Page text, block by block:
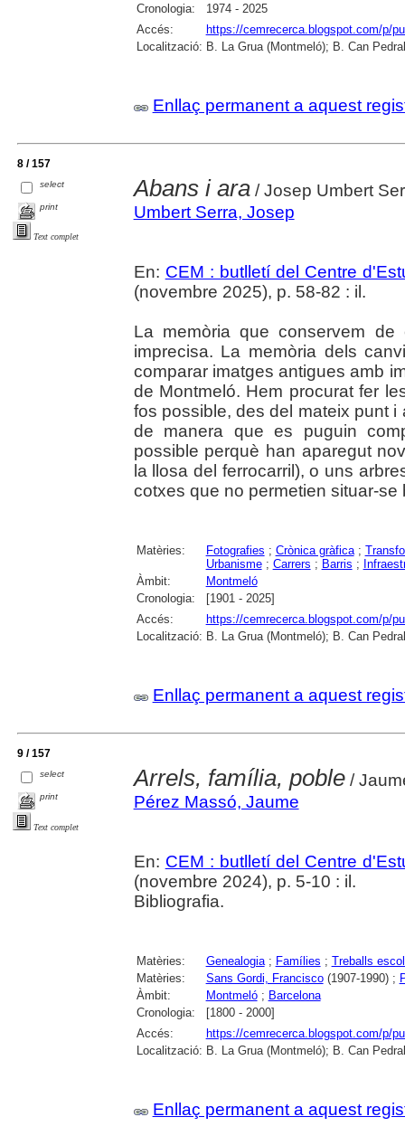
Cronologia:
1974 - 2025
Accés:
https://cemrecerca.blogspot.com/p/
Localització: B. La Grua (Montmeló); B. Can
Enllaç permanent a aquest
8 / 157
select
print
Text complet
Abans i ara/ Josep Umbert
Umbert Serra, Josep
En: CEM : butlletí del Centre
(novembre 2025), p. 58-82 : il.
La memòria que conservem
imprecisa. La memòria dels
comparar imatges antigues amb
de Montmeló. Hem procurat fer
fos possible, des del mateix punt
de manera que es puguin
possible perquè han aparegut
la llosa del ferrocarril), o uns
cotxes que no permetien situar-se
Matèries: Fotografies ; Crònica gràfica;
Urbanisme; Carrers ; Barris ;
Àmbit:
Montmeló
Cronologia:
[1901 - 2025]
Accés:
https://cemrecerca.blogspot.com/p/
Localització: B. La Grua (Montmeló); B. Can
Enllaç permanent a aquest
9 / 157
select
print
Text complet
Arrels, família, poble/
Pérez Massó, Jaume
En: CEM : butlletí del Centre
(novembre 2024), p. 5-10 : il.
Bibliografia.
Matèries: Genealogia; Famílies ; Treballs
Matèries:
Sans Gordi, Francisco(1907-1990) ;
Àmbit:
Montmeló; Barcelona
Cronologia:
[1800 - 2000]
Accés:
https://cemrecerca.blogspot.com/p/
Localització: B. La Grua (Montmeló); B. Can
Enllaç permanent a aquest